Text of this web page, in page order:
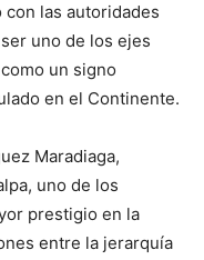
las autoridades
uno de los ejes
un signo
en el Continente.
Maradiaga,
uno de los
prestigio en la
entre la jerarquía